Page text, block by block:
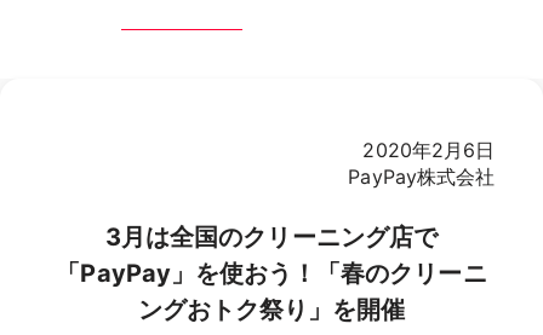
2020年2月6日
PayPay株式会社
3月は全国のクリーニング店で
「PayPay」を使おう！「春のクリーニ
ングおトク祭り」を開催